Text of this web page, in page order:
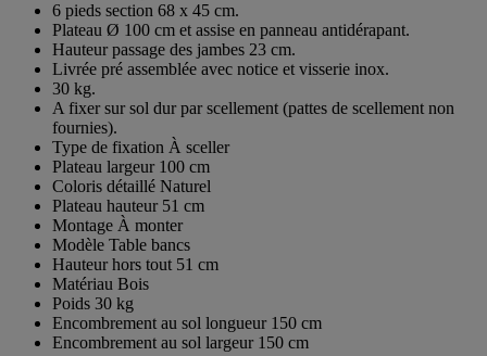
6 pieds section 68 x 45 cm.
Plateau Ø 100 cm et assise en panneau antidérapant.
Hauteur passage des jambes 23 cm.
Livrée pré assemblée avec notice et visserie inox.
30 kg.
A fixer sur sol dur par scellement (pattes de scellement non
fournies).
Type de fixation À sceller
Plateau largeur 100 cm
Coloris détaillé Naturel
Plateau hauteur 51 cm
Montage À monter
Modèle Table bancs
Hauteur hors tout 51 cm
Matériau Bois
Poids 30 kg
Encombrement au sol longueur 150 cm
Encombrement au sol largeur 150 cm